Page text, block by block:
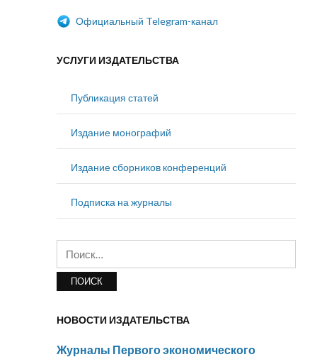
Официальный Telegram-канал
УСЛУГИ ИЗДАТЕЛЬСТВА
Публикация статей
Издание монографий
Издание сборников конференций
Подписка на журналы
НОВОСТИ ИЗДАТЕЛЬСТВА
Журналы Первого экономического